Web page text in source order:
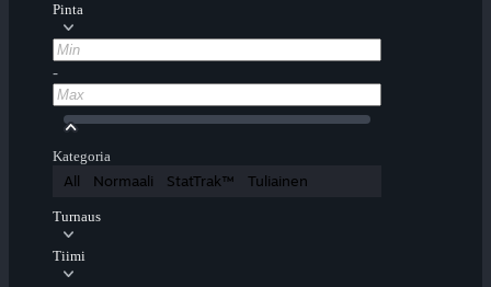
Pinta
-
Kategoria
All Normaali StatTrak™ Tuliainen
Turnaus
Tiimi